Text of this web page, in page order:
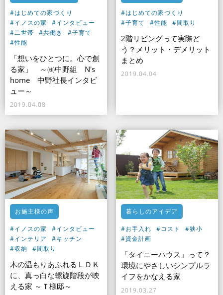
#はじめての家づくり
#イノスの家
#インタビュー
#二世帯
#共働き
#子育て
#性能
「想いをひとつに。心で創
る家」 ～㈱中野組 N's
home 中野社長インタビ
ュー～
2019.04.08
#はじめての家づくり
#子育て
#性能 #間取り
2階リビングって実際ど
う？メリット・デメリット
まとめ
2019.04.04
お施主様の声
#イノスの家
#インタビュー
#インテリア
#キッチン
#収納
#間取り
木の温もりあふれるＬＤＫ
に、真っ白な螺旋階段が映
える家 ～Ｔ様邸～
暮らしのアイデア
#お手入れ #コスト
#狭小
#資金計画
「タイニーハウス」って？
環境にやさしいシンプルラ
イフをかなえる家
2019.03.27